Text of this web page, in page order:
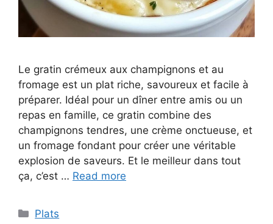
Le gratin crémeux aux champignons et au
fromage est un plat riche, savoureux et facile à
préparer. Idéal pour un dîner entre amis ou un
repas en famille, ce gratin combine des
champignons tendres, une crème onctueuse, et
un fromage fondant pour créer une véritable
explosion de saveurs. Et le meilleur dans tout
ça, c’est … Read more
Categories
Plats